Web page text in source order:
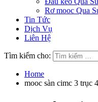
Rơ mooc Qua
Tin Tức
Dịch Vụ
Liên Hệ
Tìm kiếm cho:
Home
mooc sàn cimc 3 trục